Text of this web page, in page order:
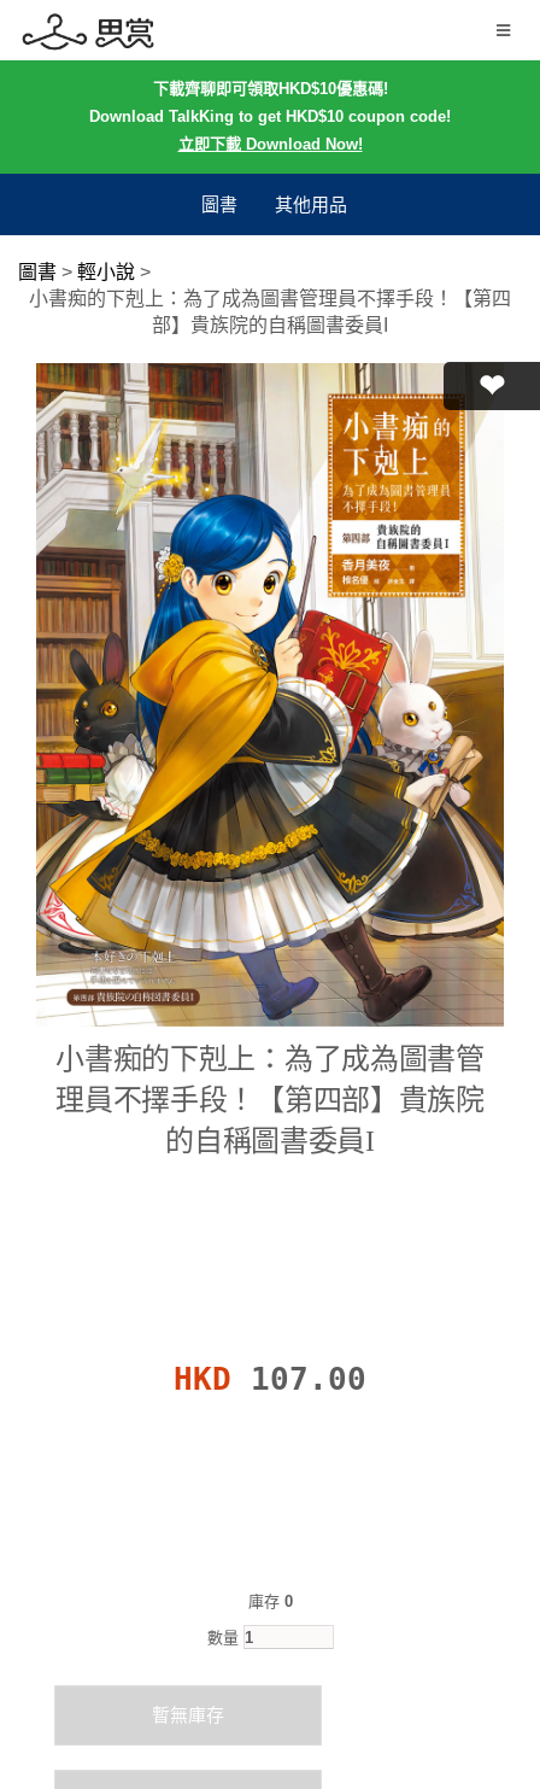
下載齊聊即可領取HKD$10優惠碼!
Download TalkKing to get HKD$10 coupon code!
立即下載 Download Now!
圖書 其他用品
圖書 > 輕小說 >
小書痴的下剋上：為了成為圖書管理員不擇手段！【第四
部】貴族院的自稱圖書委員I
小書痴的下剋上：為了成為圖書管
理員不擇手段！【第四部】貴族院
的自稱圖書委員I
HKD 107.00
庫存 0
數量